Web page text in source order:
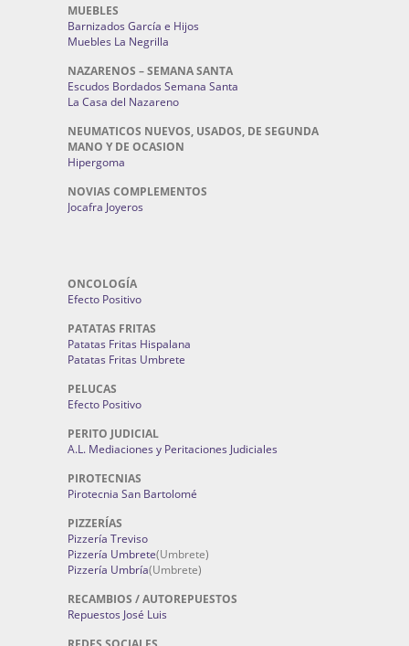
MUEBLES
Barnizados García e Hijos
Muebles La Negrilla
NAZARENOS – SEMANA SANTA
Escudos Bordados Semana Santa
La Casa del Nazareno
NEUMATICOS NUEVOS, USADOS, DE SEGUNDA
MANO Y DE OCASION
Hipergoma
NOVIAS COMPLEMENTOS
Jocafra Joyeros
ONCOLOGÍA
Efecto Positivo
PATATAS FRITAS
Patatas Fritas Hispalana
Patatas Fritas Umbrete
PELUCAS
Efecto Positivo
PERITO JUDICIAL
A.L. Mediaciones y Peritaciones Judiciales
PIROTECNIAS
Pirotecnia San Bartolomé
PIZZERÍAS
Pizzería Treviso
Pizzería Umbrete(Umbrete)
Pizzería Umbría(Umbrete)
RECAMBIOS / AUTOREPUESTOS
Repuestos José Luis